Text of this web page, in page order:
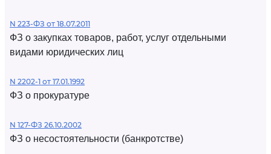
N 223-ФЗ от 18.07.2011
ФЗ о закупках товаров, работ, услуг отдельными
видами юридических лиц
N 2202-1 от 17.01.1992
ФЗ о прокуратуре
N 127-ФЗ 26.10.2002
ФЗ о несостоятельности (банкротстве)